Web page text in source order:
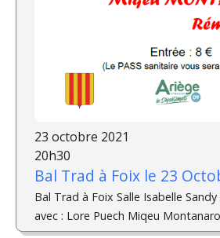
23 octobre 2021
20h30
Bal Trad à Foix le 23
Bal Trad à Foix Salle Isabelle
avec : Lore Puech Miqeu